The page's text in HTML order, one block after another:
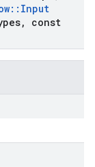
:: Input
,
const